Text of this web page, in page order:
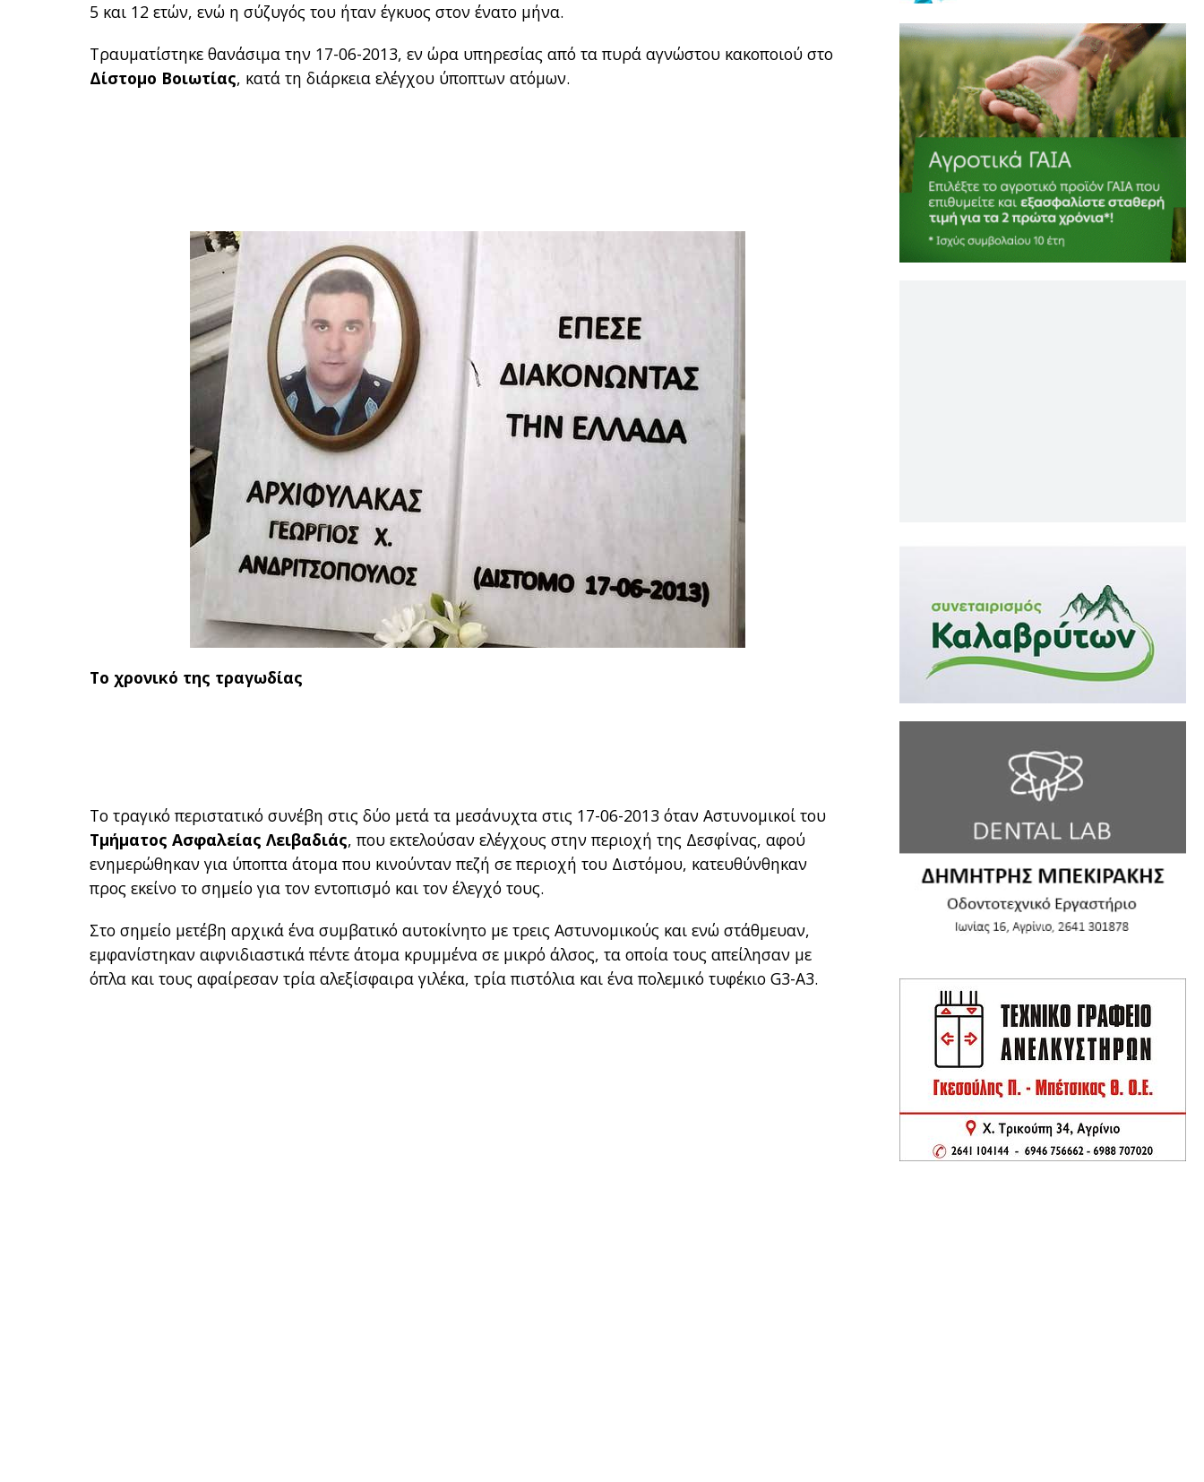
5 και 12 ετών, ενώ η σύζυγός του ήταν έγκυος στον ένατο μήνα.
Τραυματίστηκε θανάσιμα την 17-06-2013, εν ώρα υπηρεσίας από τα πυρά αγνώστου κακοποιού στο
Δίστομο Βοιωτίας, κατά τη διάρκεια ελέγχου ύποπτων ατόμων.
Το χρονικό της τραγωδίας
Το τραγικό περιστατικό συνέβη στις δύο μετά τα μεσάνυχτα στις 17-06-2013 όταν Αστυνομικοί του
Τμήματος Ασφαλείας Λειβαδιάς, που εκτελούσαν ελέγχους στην περιοχή της Δεσφίνας, αφού
ενημερώθηκαν για ύποπτα άτομα που κινούνταν πεζή σε περιοχή του Διστόμου, κατευθύνθηκαν
προς εκείνο το σημείο για τον εντοπισμό και τον έλεγχό τους.
Στο σημείο μετέβη αρχικά ένα συμβατικό αυτοκίνητο με τρεις Αστυνομικούς και ενώ στάθμευαν,
εμφανίστηκαν αιφνιδιαστικά πέντε άτομα κρυμμένα σε μικρό άλσος, τα οποία τους απείλησαν με
όπλα και τους αφαίρεσαν τρία αλεξίσφαιρα γιλέκα, τρία πιστόλια και ένα πολεμικό τυφέκιο G3-A3.